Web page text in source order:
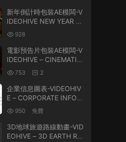
新年倒計時包裝AE模闆-V
IDEOHIVE NEW YEAR C
OUNTDOWN 2020 2517
4445
928
電影預告片包裝AE模闆-V
IDEOHIVE – CINEMATIC
TRAILER – 23772939
753 2
企業信息圖表-VIDEOHIV
E – CORPORATE INFOG
RAPHICS VOL.30 2652
3411
950 免費
3D地球旅遊路線動畫-VID
EOHIVE – 3D EARTH RO